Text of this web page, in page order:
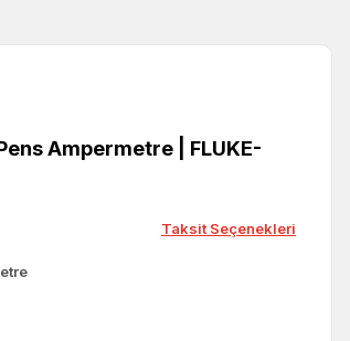
Ampermetre | FLUKE-
Taksit Seçenekleri